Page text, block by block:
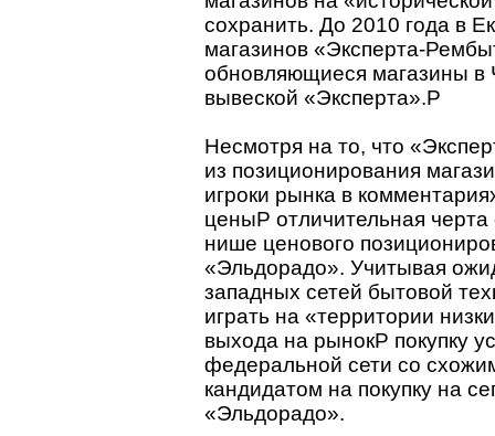
сохранить. До 2010 года в
магазинов «Эксперта-
обновляющиеся магазины в
вывеской «Эксперта».P
Несмотря на то, что
из позиционирования
игроки рынка в
ценыP отличительная
нише ценового
«Эльдорадо». Учитывая
западных сетей бытовой
играть на «территории
выхода на рынокP покупку
федеральной сети со
кандидатом на покупку на
«Эльдорадо».